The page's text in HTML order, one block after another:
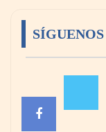
SÍGUENOS